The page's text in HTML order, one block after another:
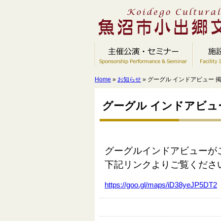
Home » お知らせ » グーグル インドアビュー
グーグル インドアビュ
グーグルインドアビューが
下記リンクよりご覧くださ
https://goo.gl/maps/iD38yeJP5DT2